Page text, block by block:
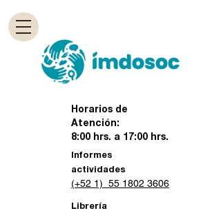
Horarios de
Atención:
8:00 hrs. a 17:00 hrs.
Informes
actividades
(+52 1) 55 1802 3606
Librería